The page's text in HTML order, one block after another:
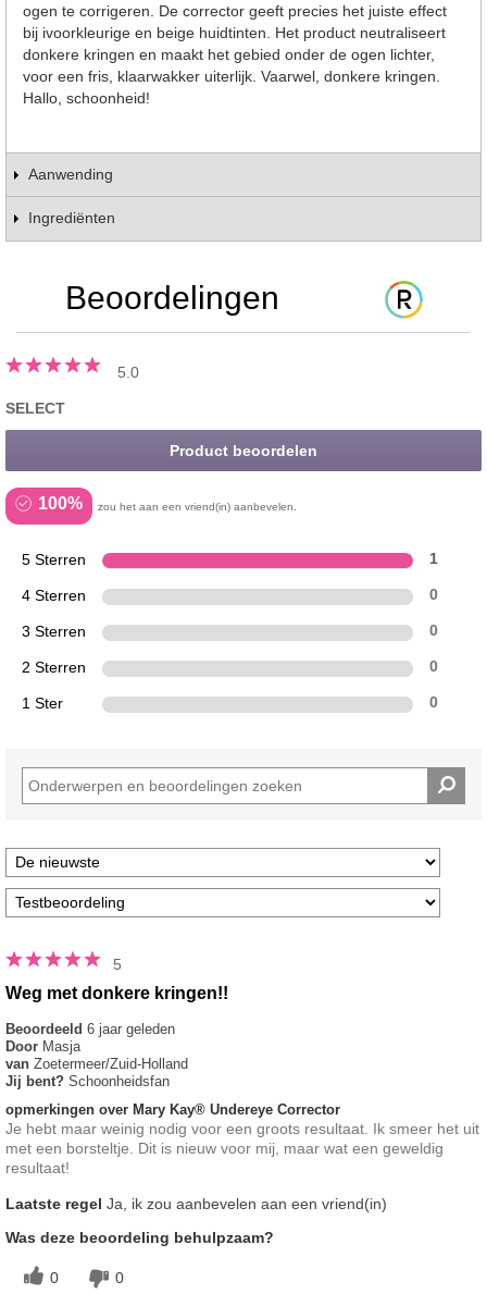
ogen te corrigeren. De corrector geeft precies het juiste effect
bij ivoorkleurige en beige huidtinten. Het product neutraliseert
donkere kringen en maakt het gebied onder de ogen lichter,
voor een fris, klaarwakker uiterlijk. Vaarwel, donkere kringen.
Hallo, schoonheid!
Aanwending
Ingrediënten
Beoordelingen
5.0
SELECT
Product beoordelen
100% zou het aan een vriend(in) aanbevelen.
5 Sterren 1
4 Sterren 0
3 Sterren 0
2 Sterren 0
1 Ster 0
5
Weg met donkere kringen!!
Beoordeeld 6 jaar geleden
Door Masja
van Zoetermeer/Zuid-Holland
Jij bent? Schoonheidsfan
opmerkingen over Mary Kay® Undereye Corrector
Je hebt maar weinig nodig voor een groots resultaat. Ik smeer het uit
met een borsteltje. Dit is nieuw voor mij, maar wat een geweldig
resultaat!
Laatste regel Ja, ik zou aanbevelen aan een vriend(in)
Was deze beoordeling behulpzaam?
0 0